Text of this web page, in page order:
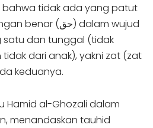
satu dan tunggal (tidak
dari anak), yakni zat (zat
keduanya.
Hamid al-Ghozali dalam
menandaskan tauhid